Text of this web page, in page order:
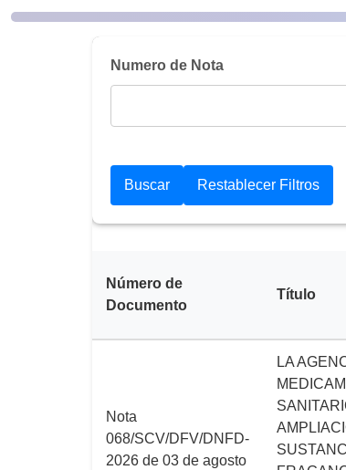
Numero de Nota
Número de
Documento
Título
Nota
068/SCV/DFV/DNFD-
2026 de 03 de agosto
LA